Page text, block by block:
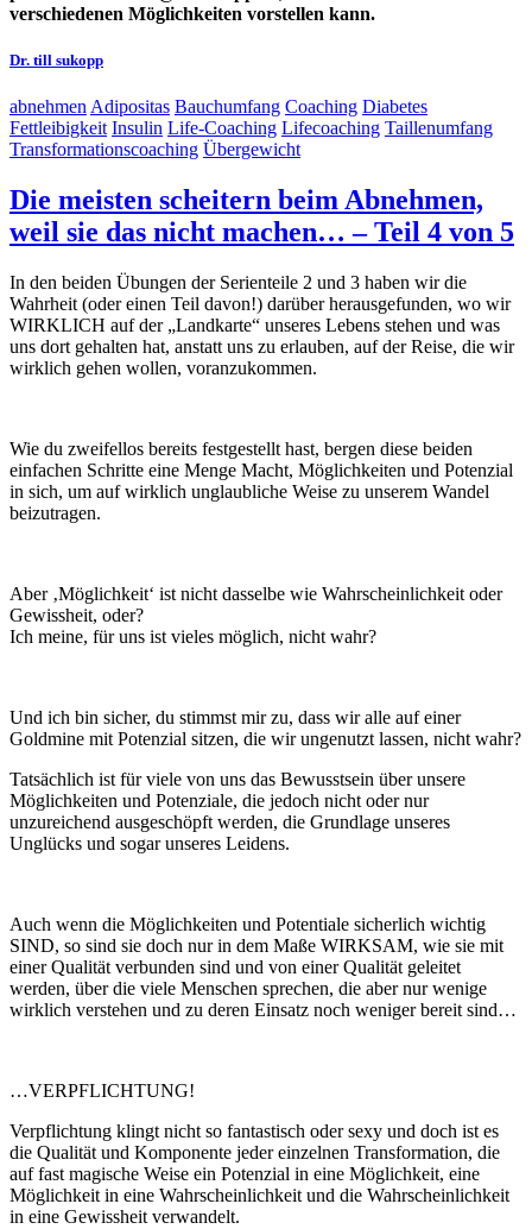
verschiedenen Möglichkeiten vorstellen kann.
Dr. till sukopp
abnehmen Adipositas Bauchumfang Coaching Diabetes
Fettleibigkeit Insulin Life-Coaching Lifecoaching Taillenumfang
Transformationscoaching Übergewicht
Die meisten scheitern beim Abnehmen,
weil sie das nicht machen… – Teil 4 von 5
In den beiden Übungen der Serienteile 2 und 3 haben wir die
Wahrheit (oder einen Teil davon!) darüber herausgefunden, wo wir
WIRKLICH auf der „Landkarte“ unseres Lebens stehen und was
uns dort gehalten hat, anstatt uns zu erlauben, auf der Reise, die wir
wirklich gehen wollen, voranzukommen.
Wie du zweifellos bereits festgestellt hast, bergen diese beiden
einfachen Schritte eine Menge Macht, Möglichkeiten und Potenzial
in sich, um auf wirklich unglaubliche Weise zu unserem Wandel
beizutragen.
Aber ‚Möglichkeit‘ ist nicht dasselbe wie Wahrscheinlichkeit oder
Gewissheit, oder?
Ich meine, für uns ist vieles möglich, nicht wahr?
Und ich bin sicher, du stimmst mir zu, dass wir alle auf einer
Goldmine mit Potenzial sitzen, die wir ungenutzt lassen, nicht wahr?
Tatsächlich ist für viele von uns das Bewusstsein über unsere
Möglichkeiten und Potenziale, die jedoch nicht oder nur
unzureichend ausgeschöpft werden, die Grundlage unseres
Unglücks und sogar unseres Leidens.
Auch wenn die Möglichkeiten und Potentiale sicherlich wichtig
SIND, so sind sie doch nur in dem Maße WIRKSAM, wie sie mit
einer Qualität verbunden sind und von einer Qualität geleitet
werden, über die viele Menschen sprechen, die aber nur wenige
wirklich verstehen und zu deren Einsatz noch weniger bereit sind…
…VERPFLICHTUNG!
Verpflichtung klingt nicht so fantastisch oder sexy und doch ist es
die Qualität und Komponente jeder einzelnen Transformation, die
auf fast magische Weise ein Potenzial in eine Möglichkeit, eine
Möglichkeit in eine Wahrscheinlichkeit und die Wahrscheinlichkeit
in eine Gewissheit verwandelt.